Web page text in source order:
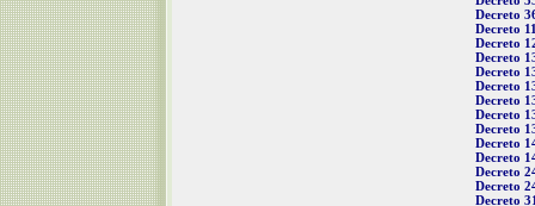
Decreto
Decreto
Decreto
Decreto
Decreto
Decreto
Decreto
Decreto
Decreto
Decreto
Decreto
Decreto
Decreto
Decreto